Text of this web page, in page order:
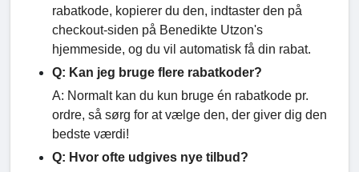
rabatkode, kopierer du den, indtaster den på
checkout-siden på Benedikte Utzon's
hjemmeside, og du vil automatisk få din rabat.
Q: Kan jeg bruge flere rabatkoder?
A: Normalt kan du kun bruge én rabatkode pr.
ordre, så sørg for at vælge den, der giver dig den
bedste værdi!
Q: Hvor ofte udgives nye tilbud?